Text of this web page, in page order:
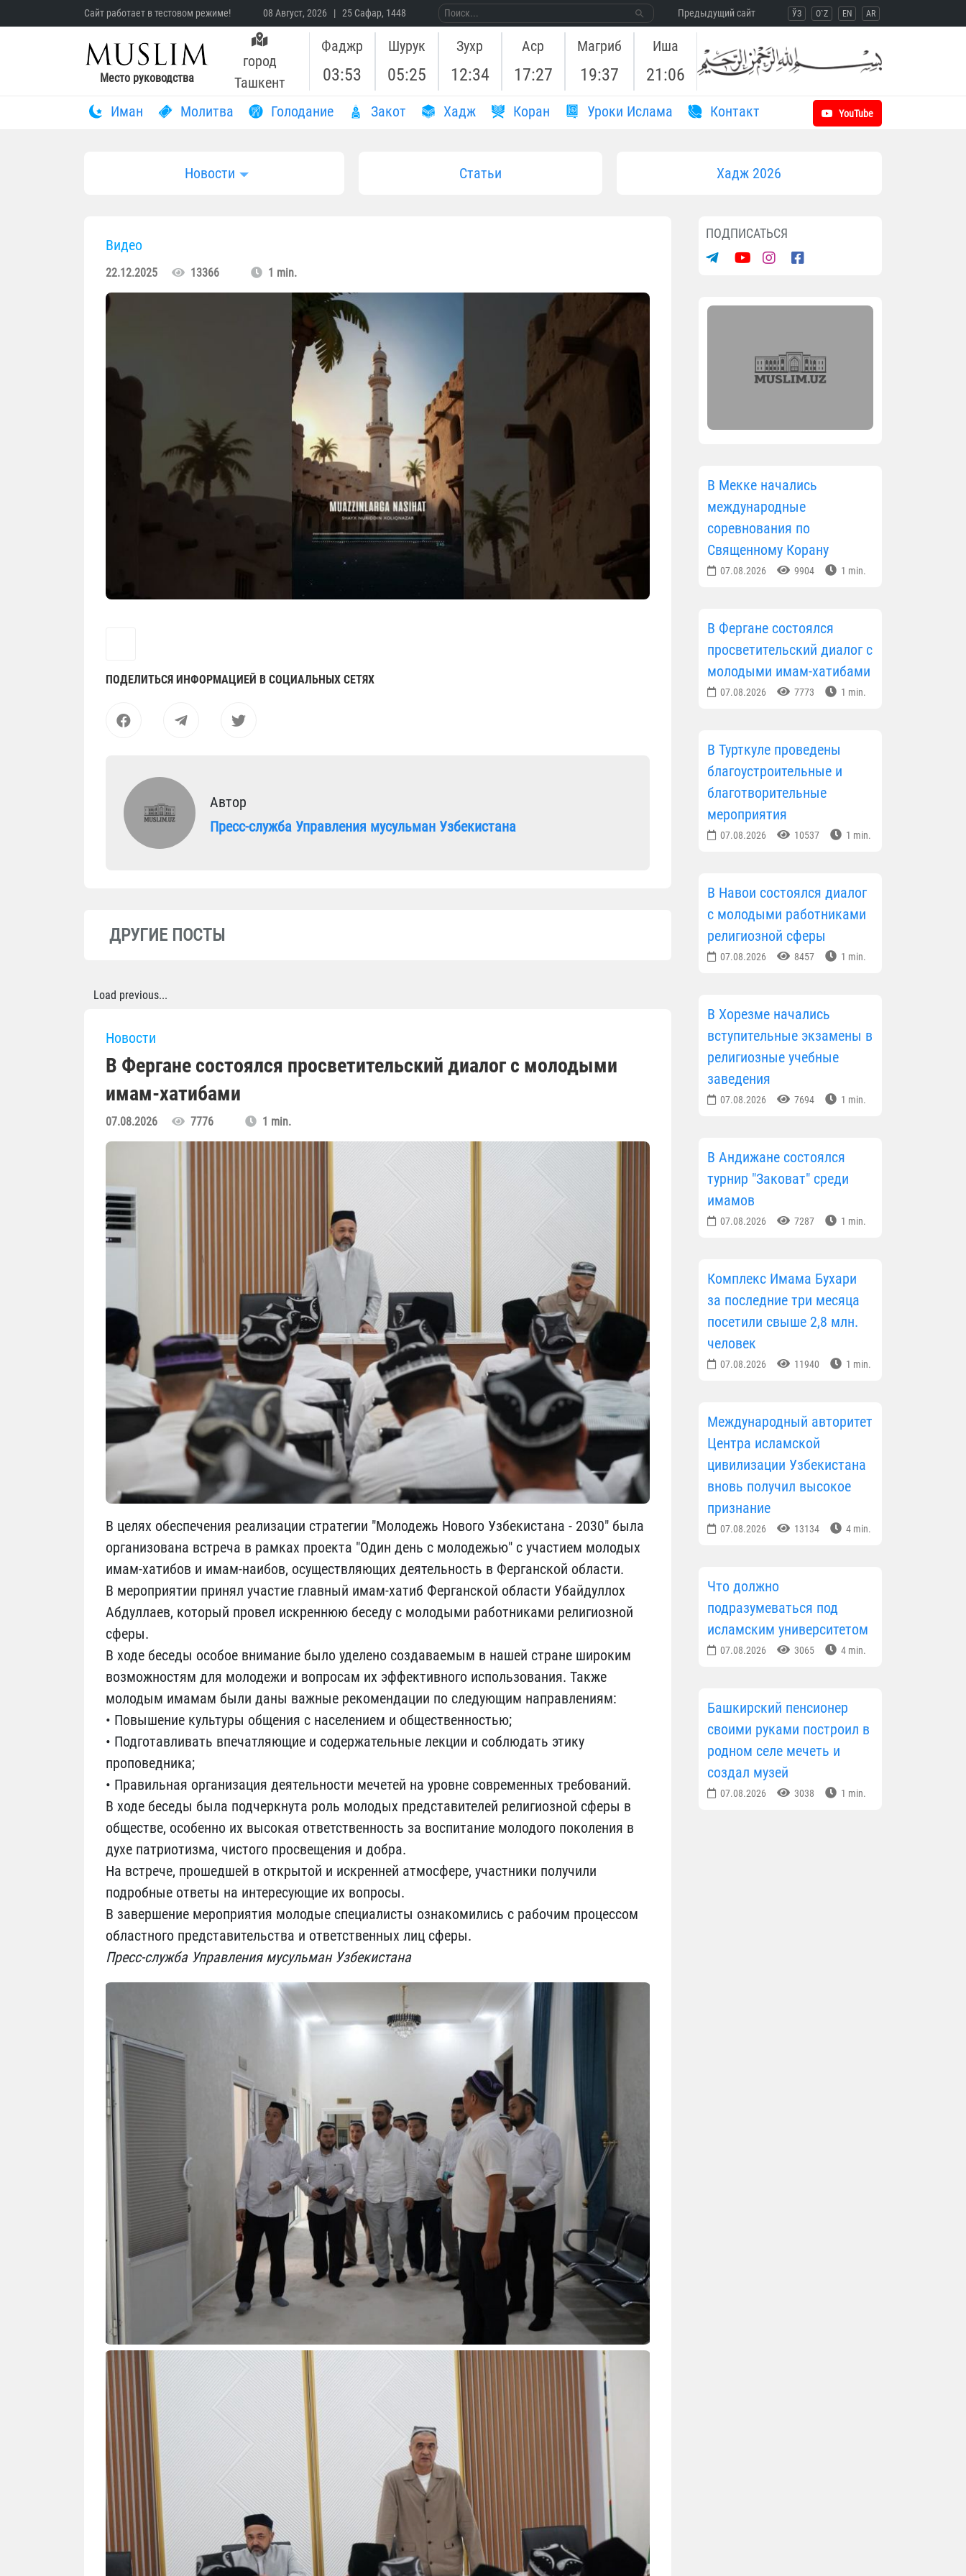
Сайт работает в тестовом режиме! 08 Август, 2026 | 25 Сафар, 1448 Предыдущий сайт ЎЗ O`Z EN AR
Место руководства
город
Ташкент
Фаджр
03:53
Шурук
05:25
Зухр
12:34
Аср
17:27
Магриб
19:37
Иша
21:06
Иман Молитва Голодание Закот Хадж Коран Уроки Ислама Контакт YouTube
Новости Статьи Хадж 2026
Видео
22.12.2025 13366 1 min.
ПОДЕЛИТЬСЯ ИНФОРМАЦИЕЙ В СОЦИАЛЬНЫХ СЕТЯХ
Автор
Пресс-служба Управления мусульман Узбекистана
ДРУГИЕ ПОСТЫ
Load previous...
Новости
В Фергане состоялся просветительский диалог с молодыми
имам-хатибами
07.08.2026 7776 1 min.
В целях обеспечения реализации стратегии "Молодежь Нового Узбекистана - 2030" была
организована встреча в рамках проекта "Один день с молодежью" с участием молодых
имам-хатибов и имам-наибов, осуществляющих деятельность в Ферганской области.
В мероприятии принял участие главный имам-хатиб Ферганской области Убайдуллох
Абдуллаев, который провел искреннюю беседу с молодыми работниками религиозной
сферы.
В ходе беседы особое внимание было уделено создаваемым в нашей стране широким
возможностям для молодежи и вопросам их эффективного использования. Также
молодым имамам были даны важные рекомендации по следующим направлениям:
• Повышение культуры общения с населением и общественностью;
• Подготавливать впечатляющие и содержательные лекции и соблюдать этику
проповедника;
• Правильная организация деятельности мечетей на уровне современных требований.
В ходе беседы была подчеркнута роль молодых представителей религиозной сферы в
обществе, особенно их высокая ответственность за воспитание молодого поколения в
духе патриотизма, чистого просвещения и добра.
На встрече, прошедшей в открытой и искренней атмосфере, участники получили
подробные ответы на интересующие их вопросы.
В завершение мероприятия молодые специалисты ознакомились с рабочим процессом
областного представительства и ответственных лиц сферы.
Пресс-служба Управления мусульман Узбекистана
ПОДПИСАТЬСЯ
В Мекке начались
международные
соревнования по
Священному Корану
07.08.2026 9904 1 min.
В Фергане состоялся
просветительский диалог с
молодыми имам-хатибами
07.08.2026 7773 1 min.
В Турткуле проведены
благоустроительные и
благотворительные
мероприятия
07.08.2026 10537 1 min.
В Навои состоялся диалог
с молодыми работниками
религиозной сферы
07.08.2026 8457 1 min.
В Хорезме начались
вступительные экзамены в
религиозные учебные
заведения
07.08.2026 7694 1 min.
В Андижане состоялся
турнир "Заковат" среди
имамов
07.08.2026 7287 1 min.
Комплекс Имама Бухари
за последние три месяца
посетили свыше 2,8 млн.
человек
07.08.2026 11940 1 min.
Международный авторитет
Центра исламской
цивилизации Узбекистана
вновь получил высокое
признание
07.08.2026 13134 4 min.
Что должно
подразумеваться под
исламским университетом
07.08.2026 3065 4 min.
Башкирский пенсионер
своими руками построил в
родном селе мечеть и
создал музей
07.08.2026 3038 1 min.